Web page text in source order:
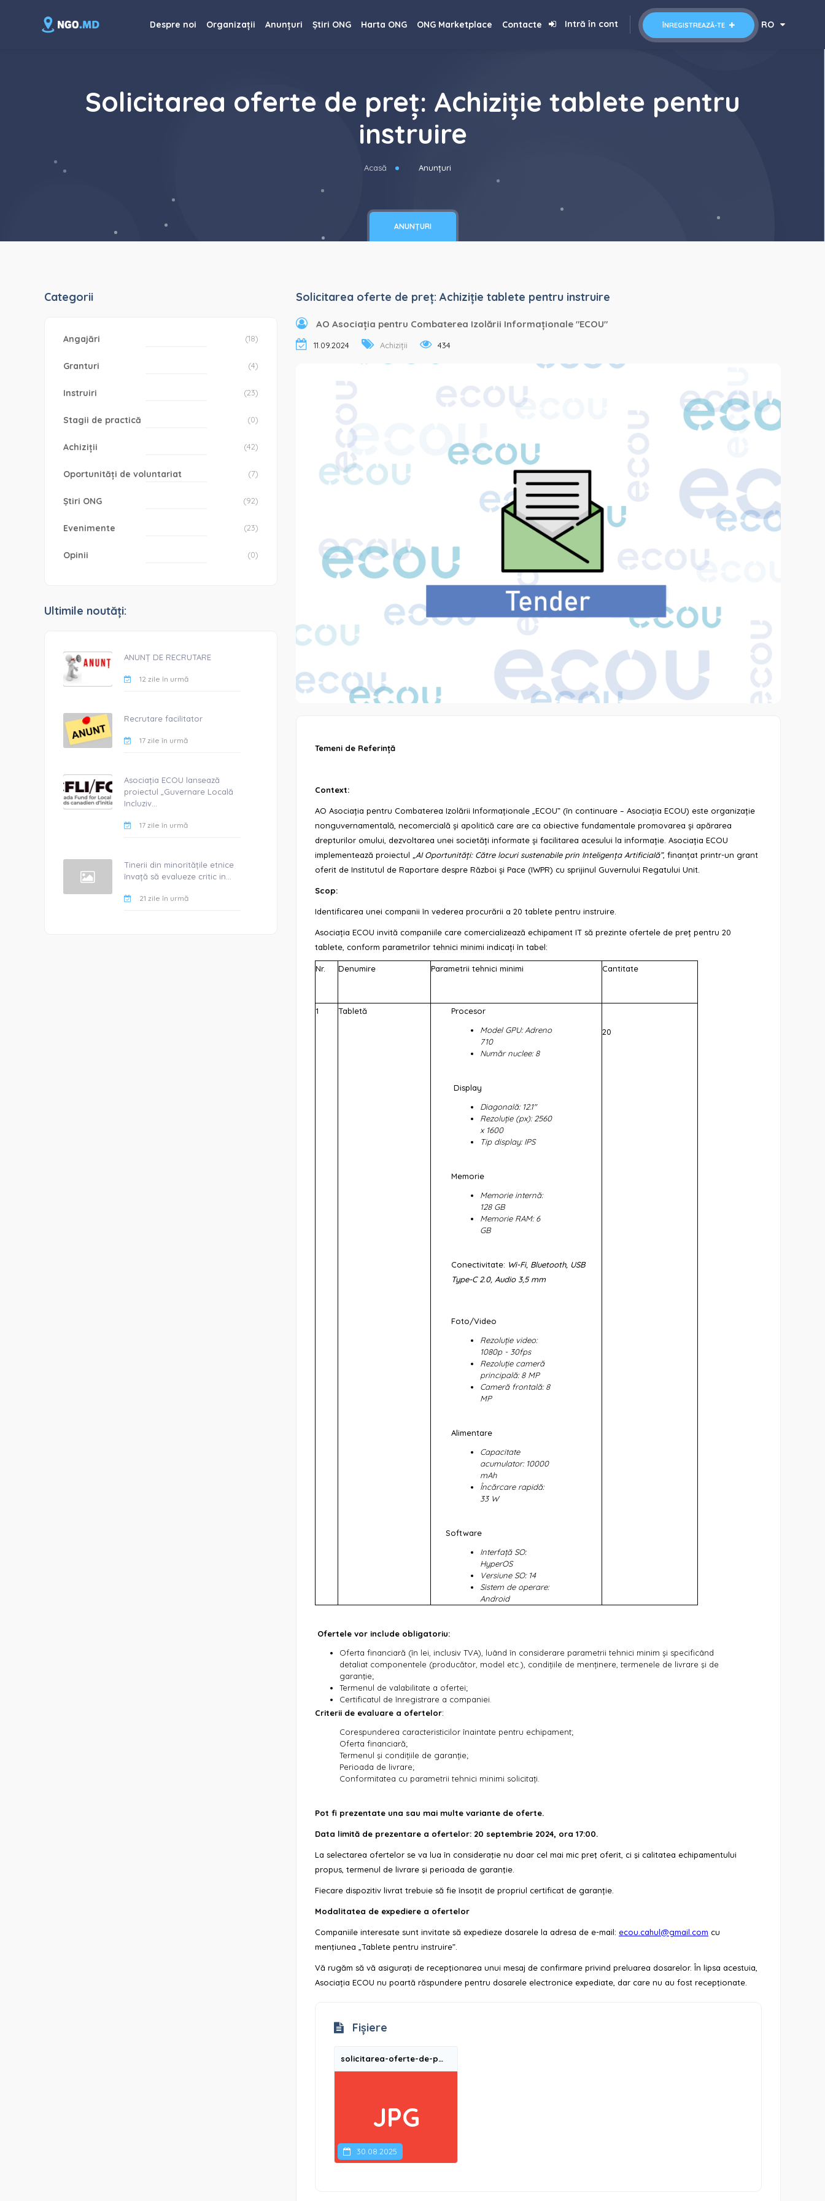
RO
ÎNREGISTREAZĂ-TE
Intră în cont
Despre noi Organizații Anunțuri Știri ONG Harta ONG ONG Marketplace Contacte
Solicitarea oferte de preț: Achiziție tablete pentru
instruire
Acasă Anunțuri
ANUNȚURI
Categorii
Angajări (18)
Granturi (4)
Instruiri (23)
Stagii de practică (0)
Achiziții (42)
Oportunități de voluntariat (7)
Știri ONG (92)
Evenimente (23)
Opinii (0)
Ultimile noutăți:
ANUNȚ DE RECRUTARE
12 zile în urmă
Recrutare facilitator
17 zile în urmă
Asociația ECOU lansează
proiectul „Guvernare Locală
Incluziv...
17 zile în urmă
Tinerii din minoritățile etnice
învață să evalueze critic in...
21 zile în urmă
Solicitarea oferte de preț: Achiziție tablete pentru instruire
AO Asociația pentru Combaterea Izolării Informaționale "ECOU"
11.09.2024 Achiziții 434
Temeni de Referință
Context:
AO Asociația pentru Combaterea Izolării Informaționale „ECOU” (în continuare – Asociația ECOU) este organizație
nonguvernamentală, necomercială și apolitică care are ca obiective fundamentale promovarea și apărarea
drepturilor omului, dezvoltarea unei societăți informate și facilitarea acesului la informație. Asociația ECOU
implementează proiectul
„AI Oportunități: Către locuri sustenabile prin Inteligența Artificială”, finanțat printr-un grant
oferit de Institutul de Raportare despre Război și Pace (IWPR) cu sprijinul Guvernului Regatului Unit.
Scop:
Identificarea unei companii în vederea procurării a 20 tablete pentru instruire.
Asociația ECOU invită companiile care comercializează echipament IT să prezinte ofertele de preț pentru 20
tablete, conform parametrilor tehnici minimi indicați în tabel:
Nr. Denumire Parametrii tehnici minimi Cantitate
1 Tabletă
Procesor
Model GPU:Adreno
710
Număr nuclee: 8
Display
Diagonală: 12.1"
Rezoluție (px): 2560
x 1600
Tip display: IPS
Memorie
Memorie internă:
128 GB
Memorie RAM: 6
GB
Conectivitate: Wi-Fi, Bluetooth, USB
Type-C 2.0, Audio 3,5 mm
Foto/Video
Rezoluție video:
1080p - 30fps
Rezoluție cameră
principală: 8 MP
Cameră frontală: 8
MP
Alimentare
Capacitate
acumulator: 10000
mAh
Încărcare rapidă:
33 W
Software
Interfață SO:
HyperOS
Versiune SO: 14
Sistem de operare:
Android
20
Ofertele vor include obligatoriu:
Oferta financiară (în lei, inclusiv TVA), luând în considerare parametrii tehnici minim și specificând
detaliat componentele (producător, model etc.), condițiile de menținere, termenele de livrare şi de
garanţie;
Termenul de valabilitate a ofertei;
Certificatul de înregistrare a companiei.
Criterii de evaluare a ofertelor:
Corespunderea caracteristicilor înaintate pentru echipament;
Oferta financiară;
Termenul şi condițiile de garanție;
Perioada de livrare;
Conformitatea cu parametrii tehnici minimi solicitați.
Pot fi prezentate una sau mai multe variante de oferte.
Data limită de prezentare a ofertelor: 20 septembrie 2024, ora 17:00.
La selectarea ofertelor se va lua în consideraţie nu doar cel mai mic preţ oferit, ci şi calitatea echipamentului
propus, termenul de livrare şi perioada de garanţie.
Fiecare dispozitiv livrat trebuie să fie însoţit de propriul certificat de garanție.
Modalitatea de expediere a ofertelor
Companiile interesate sunt invitate să expedieze dosarele la adresa de e-mail: ecou.cahul@gmail.com cu
menţiunea „Tablete pentru instruire”.
Vă rugăm să vă asiguraţi de recepţionarea unui mesaj de confirmare privind preluarea dosarelor. În lipsa acestuia,
Asociația ECOU nu poartă răspundere pentru dosarele electronice expediate, dar care nu au fost recepţionate.
Fișiere
solicitarea-oferte-de-pret-achizitie-tablete-pentru-instruire-ro
JPG
30.08.2025